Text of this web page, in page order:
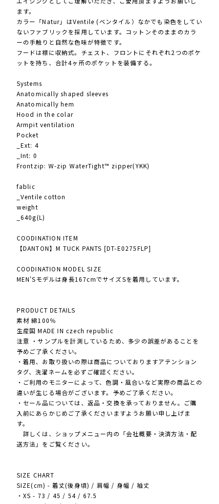
ます。
カラー「Natur」はVentile (ベンタイル）なかでも染色をしてい
ないファブリックを採用しています。コットンそのままのカラ
ーの手触りと自然な色味が特徴です。
フードは襟に収納式。チェスト、フロントにそれぞれ2つのポケ
ットを持ち、合計4ヶ所のポケットを装備する。
Systems
Anatomically shaped sleeves
Anatomically hem
Hood in the colar
Armpit ventilation
Pocket
_Ext: 4
_Int: 0
Frontzip: W-zip WaterTight™ zipper(YKK)
fablic
_Ventile cotton
weight
_640g(L)
COODINATION ITEM
【DANTON】M TUCK PANTS [DT-E0275FLP]
COODINATION MODEL SIZE
MEN'Sモデルは身長167cmでサイズSを着用しています。
PRODUCT DETAILS
素材 綿100％
生産国 MADE IN czech republic
注意 ・サンプルを計測しているため、多少の誤差があることを
予めご了承ください。
・着用、お取り扱いの際は商品についておりますアテンション
タグ、洗濯ネームを必ずご確認ください。
・ご利用のモニターによって、色調・風合いなど実際の商品との
違いが生じる場合がございます。予めご了承ください。
・セール品については、返品・交換を承っておりません。ご購
入前にあらかじめご了承くださいますようお願い申し上げま
す。
詳しくは、ショップメニュー内の「会社概要・決済方法・配
送方法」をご覧ください。
SIZE CHART
SIZE(cm) - 着丈(後身頃) / 肩幅 / 身幅 / 袖丈
・XS - 73 / 45 / 54 / 67.5